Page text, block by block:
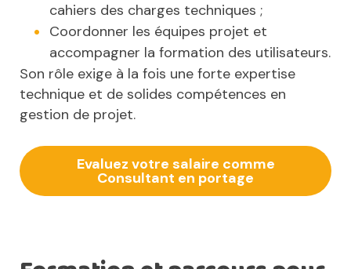
cahiers des charges techniques ;
Coordonner les équipes projet et
accompagner la formation des utilisateurs.
Son rôle exige à la fois une forte expertise
technique et de solides compétences en
gestion de projet.
Evaluez votre salaire comme
Consultant en portage